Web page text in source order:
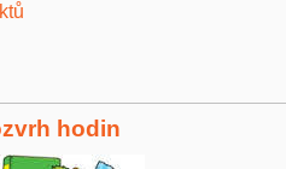
hodin